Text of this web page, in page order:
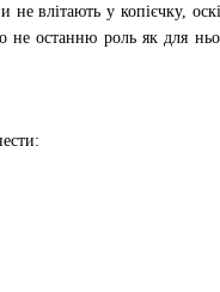
влітають у копієчку,
не останню роль як для